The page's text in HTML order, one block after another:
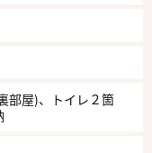
部屋)、トイレ２箇